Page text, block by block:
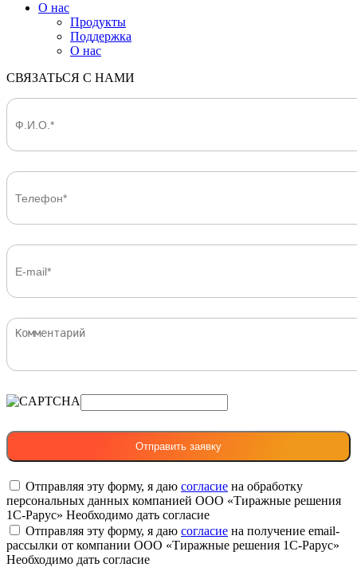
О нас
Продукты
Поддержка
О нас
СВЯЗАТЬСЯ С НАМИ
Отправляя эту форму, я даю согласие на обработку
персональных данных компанией ООО «Тиражные решения
1С-Рарус» Необходимо дать согласие
Отправляя эту форму, я даю согласие на получение email-
рассылки от компании ООО «Тиражные решения 1С-Рарус»
Необходимо дать согласие